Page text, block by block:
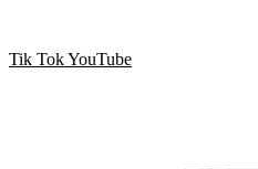
Tik TokYouTube